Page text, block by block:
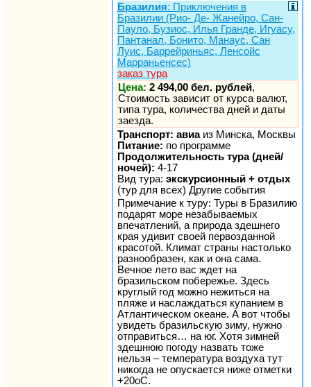
Бразилия: Приключения в
Бразилии (Рио- Де- Жанейро, Сан-
Пауло, Бузиос, Илья Гранде, Игуасу,
Пантанал, Бонито, Манаус, Сан
Луис, Баррейриньяс, Ленсойс
Марраньенсес)
заказ тура
Цена: 2 494,00 бел. рублей,
Стоимость зависит от курса валют,
типа тура, количества дней и даты
заезда.
Транспорт: авиаиз Минска, Москвы
Питание: по программе
Продолжительность тура (дней/
ночей): 4-17
Вид тура: экскурсионный + отдых
(тур для всех) Другие события
Примечание к туру: Туры в Бразилию
подарят море незабываемых
впечатлений, а природа здешнего
края удивит своей первозданной
красотой. Климат страны настолько
разнообразен, как и она сама.
Вечное лето вас ждет на
бразильском побережье. Здесь
круглый год можно нежиться на
пляже и наслаждаться купанием в
Атлантическом океане. А вот чтобы
увидеть бразильскую зиму, нужно
отправиться… на юг. Хотя зимней
здешнюю погоду назвать тоже
нельзя – температура воздуха тут
никогда не опускается ниже отметки
+20оС.